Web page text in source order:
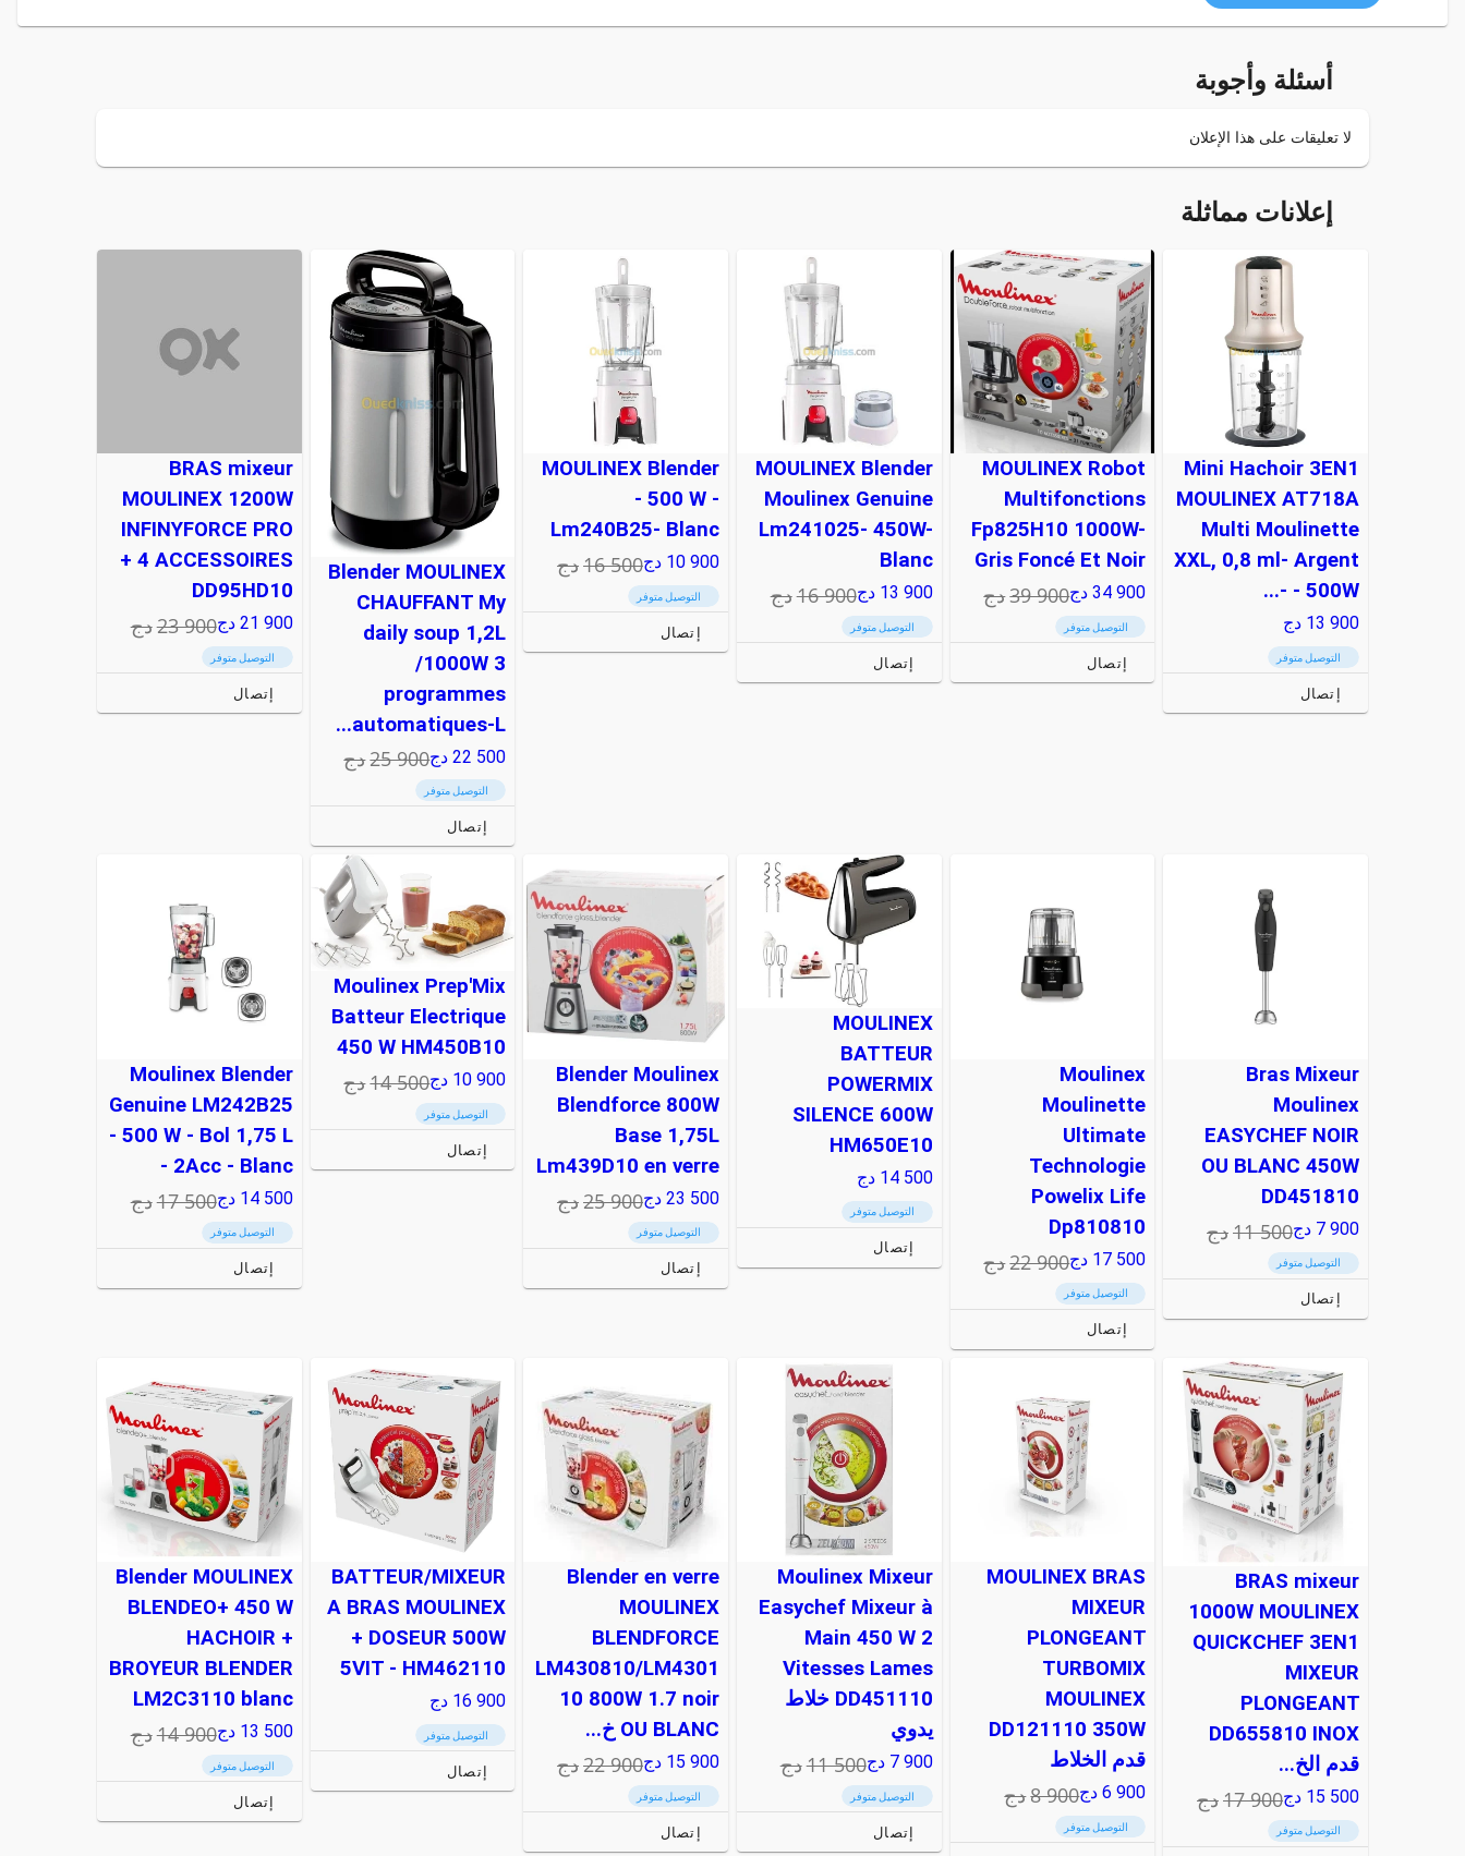
أسئلة وأجوبة
لا تعليقات على هذا الإعلان
إعلانات مماثلة
Mini Hachoir 3EN1
MOULINEX AT718A
Multi Moulinette
XXL, 0,8 ml- Argent
- 500W -...
13 900 دج
التوصيل متوفر
إتصال
MOULINEX Robot
Multifonctions
Fp825H10 1000W-
Gris Foncé Et Noir
34 900 دج39 900دج
التوصيل متوفر
إتصال
MOULINEX Blender
Moulinex Genuine
Lm241025- 450W-
Blanc
13 900 دج16 900دج
التوصيل متوفر
إتصال
MOULINEX Blender
- 500 W -
Lm240B25- Blanc
10 900 دج16 500دج
التوصيل متوفر
إتصال
Blender MOULINEX
CHAUFFANT My
daily soup 1,2L
/1000W 3
programmes
automatiques-L...
22 500 دج25 900دج
التوصيل متوفر
إتصال
BRAS mixeur
MOULINEX 1200W
INFINYFORCE PRO
+ 4 ACCESSOIRES
DD95HD10
21 900 دج23 900دج
التوصيل متوفر
إتصال
Bras Mixeur
Moulinex
EASYCHEF NOIR
OU BLANC 450W
DD451810
7 900 دج11 500دج
التوصيل متوفر
إتصال
Moulinex
Moulinette
Ultimate
Technologie
Powelix Life
Dp810810
17 500 دج22 900دج
التوصيل متوفر
إتصال
MOULINEX
BATTEUR
POWERMIX
SILENCE 600W
HM650E10
14 500 دج
التوصيل متوفر
إتصال
Blender Moulinex
Blendforce 800W
Base 1,75L
Lm439D10 en verre
23 500 دج25 900دج
التوصيل متوفر
إتصال
Moulinex Prep'Mix
Batteur Electrique
450 W HM450B10
10 900 دج14 500دج
التوصيل متوفر
إتصال
Moulinex Blender
Genuine LM242B25
- 500 W - Bol 1,75 L
- 2Acc - Blanc
14 500 دج17 500دج
التوصيل متوفر
إتصال
BRAS mixeur
1000W MOULINEX
QUICKCHEF 3EN1
MIXEUR
PLONGEANT
DD655810 INOX
قدم الخ...
15 500 دج17 900دج
التوصيل متوفر
MOULINEX BRAS
MIXEUR
PLONGEANT
TURBOMIX
MOULINEX
DD121110 350W
قدم الخلاط
6 900 دج8 900دج
التوصيل متوفر
Moulinex Mixeur
Easychef Mixeur à
Main 450 W 2
Vitesses Lames
DD451110 خلاط
يدوي
7 900 دج11 500دج
التوصيل متوفر
إتصال
Blender en verre
MOULINEX
BLENDFORCE
LM430810/LM4301
10 800W 1.7 noir
OU BLANC خ...
15 900 دج22 900دج
التوصيل متوفر
إتصال
BATTEUR/MIXEUR
A BRAS MOULINEX
+ DOSEUR 500W
5VIT - HM462110
16 900 دج
التوصيل متوفر
إتصال
Blender MOULINEX
BLENDEO+ 450 W
HACHOIR +
BROYEUR BLENDER
LM2C3110 blanc
13 500 دج14 900دج
التوصيل متوفر
إتصال